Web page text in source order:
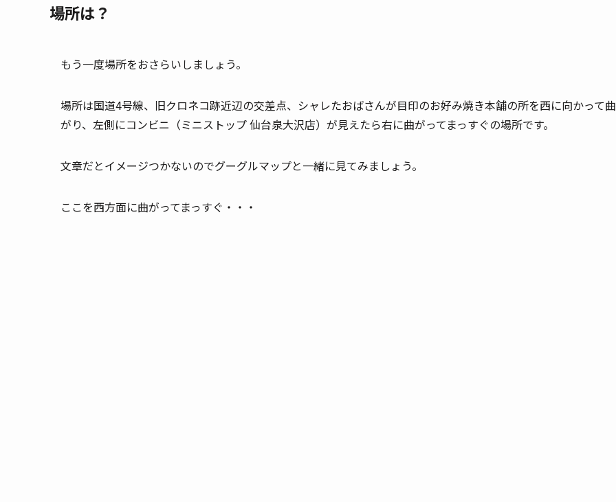
場所は？
もう一度場所をおさらいしましょう。
場所は国道4号線、旧クロネコ跡近辺の交差点、シャレたおばさんが目印のお好み焼き本舗の所を西に向かって曲
がり、左側にコンビニ（ミニストップ 仙台泉大沢店）が見えたら右に曲がってまっすぐの場所です。
文章だとイメージつかないのでグーグルマップと一緒に見てみましょう。
ここを西方面に曲がってまっすぐ・・・